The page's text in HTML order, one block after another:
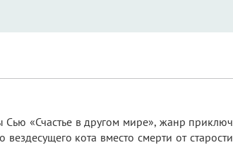
«Счастье в другом мире», жанр
кота вместо смерти от